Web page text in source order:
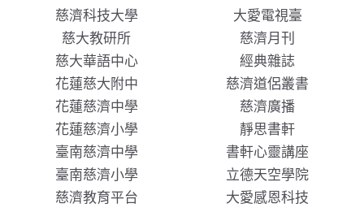
慈濟科技大學
慈大教研所
慈大華語中心
花蓮慈大附中
花蓮慈濟中學
花蓮慈濟小學
臺南慈濟中學
臺南慈濟小學
慈濟教育平台
大愛電視臺
慈濟月刊
經典雜誌
慈濟道侶叢書
慈濟廣播
靜思書軒
書軒心靈講座
立德天空學院
大愛感恩科技